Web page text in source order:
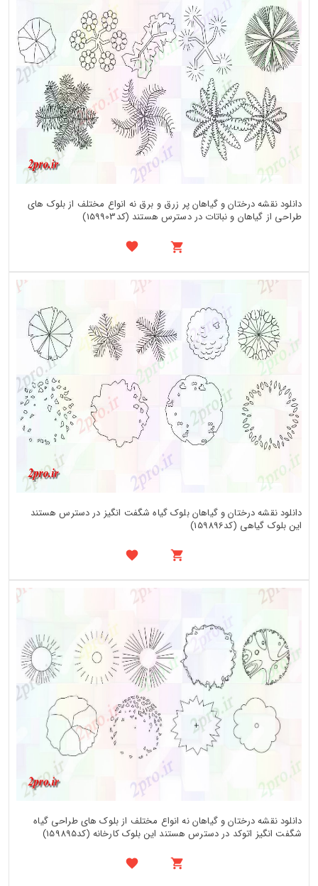
دانلود نقشه درختان و گیاهان پر زرق و برق نه انواع مختلف از بلوک های
طراحی از گیاهان و نباتات در دسترس هستند (کد159903)
دانلود نقشه درختان و گیاهان بلوک گیاه شگفت انگیز در دسترس هستند
این بلوک گیاهی (کد159896)
دانلود نقشه درختان و گیاهان نه انواع مختلف از بلوک های طراحی گیاه
شگفت انگیز اتوکد در دسترس هستند این بلوک کارخانه (کد159895)